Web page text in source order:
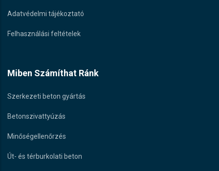
Adatvédelmi tájékoztató
Felhasználási feltételek
Miben Számíthat Ránk
Szerkezeti beton gyártás
Betonszivattyúzás
Minőségellenőrzés
Út- és térburkolati beton